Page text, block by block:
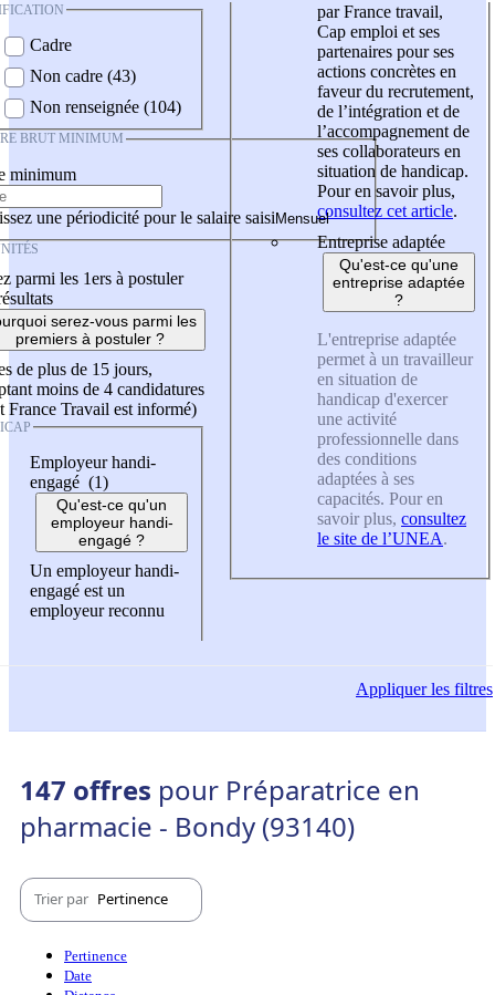
Cadre
Non cadre (43)
Non renseignée (104)
BRUT MINIMUM
minimum
une périodicité pour le salaire saisi
parmi les 1ers à postuler
serez-vous parmi les
premiers à postuler ?
de plus de 15 jours,
moins de 4 candidatures
France Travail est informé)
Employeur handi-
engagé (1)
Qu'est-ce qu'un
employeur handi-
engagé ?
Un employeur handi-
engagé est un
employeur reconnu
par France travail,
Cap emploi et ses
partenaires pour ses
actions concrètes en
faveur du recrutement,
de l’intégration et de
l’accompagnement de
ses collaborateurs en
situation de handicap.
Pour en savoir plus,
consultez cet article.
Entreprise adaptée
Qu'est-ce qu'une
entreprise adaptée
?
L'entreprise adaptée
permet à un travailleur
en situation de
handicap d'exercer
une activité
professionnelle dans
des conditions
adaptées à ses
capacités. Pour en
savoir plus, consultez
le site de l’UNEA.
Appliquerles filtres
147 offres pour Préparatrice en
pharmacie - Bondy (93140)
Trier par Pertinence
Pertinence
Date